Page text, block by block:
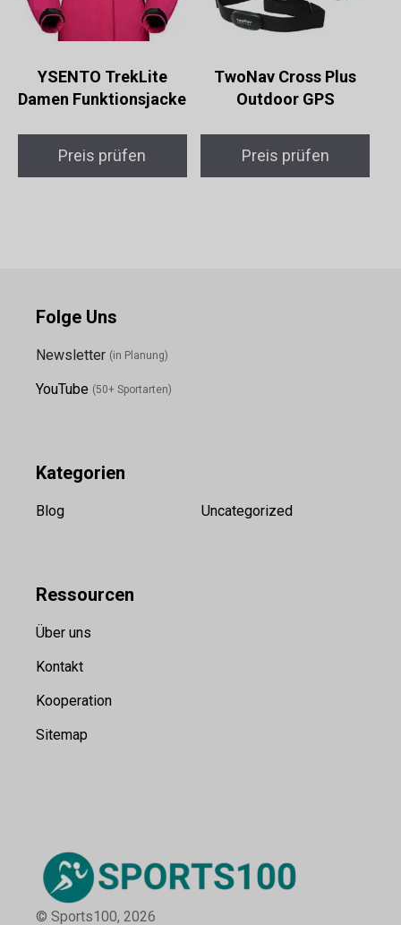
YSENTO TrekLite
Damen Funktionsjacke
Preis prüfen
TwoNav Cross Plus
Outdoor GPS
Preis prüfen
Folge Uns
Newsletter (in Planung)
YouTube (50+ Sportarten)
Kategorien
Blog Uncategorized
Ressourcen
Über uns
Kontakt
Kooperation
Sitemap
© Sports100, 2026